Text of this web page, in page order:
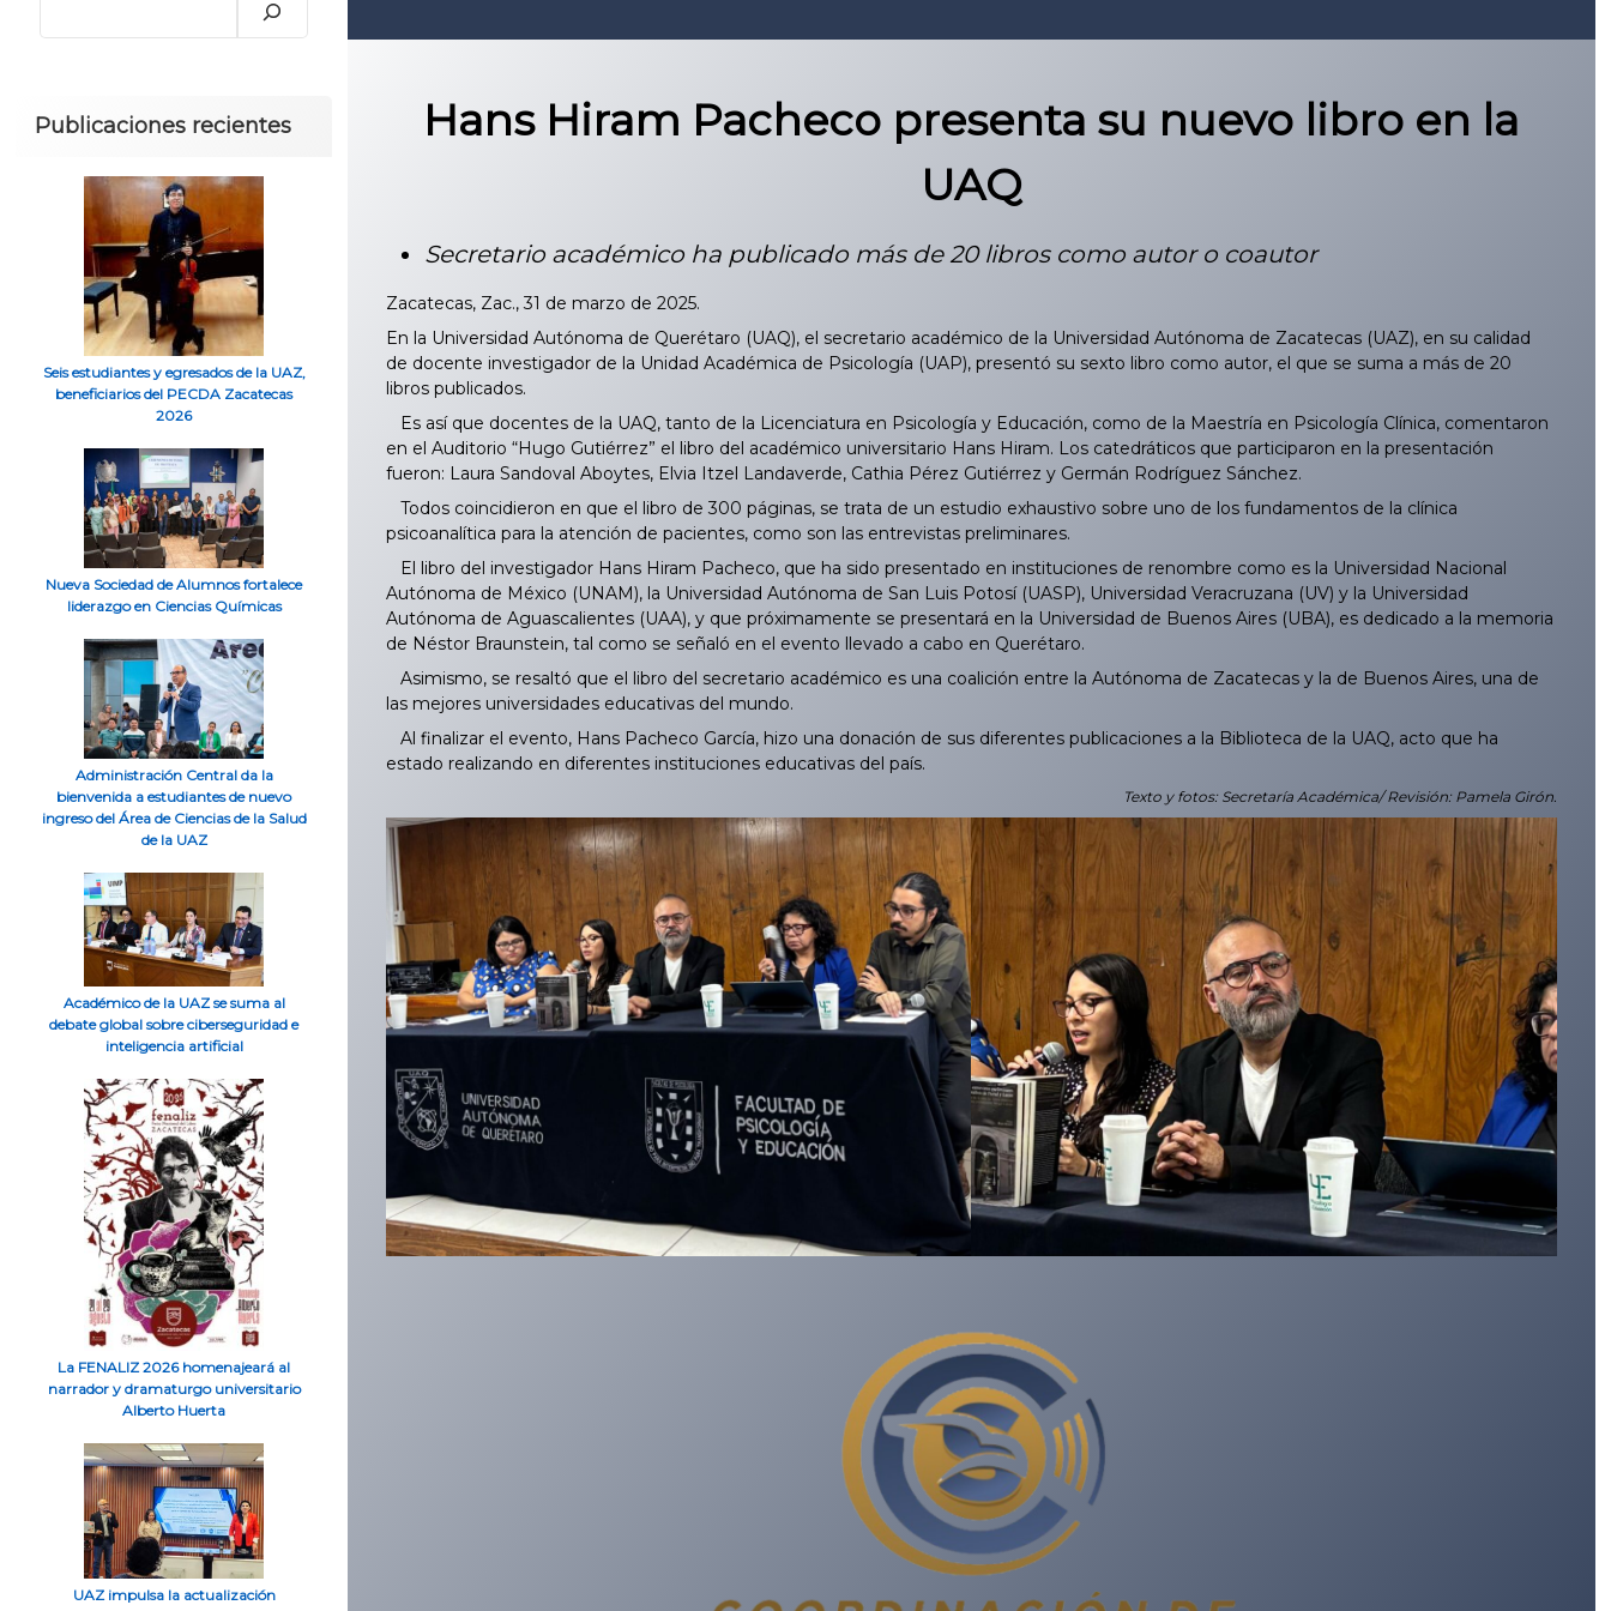
Hans Hiram Pacheco presenta su nuevo libro en la
UAQ
Secretario académico ha publicado más de 20 libros como autor o coautor
Zacatecas, Zac., 31 de marzo de 2025.
En la Universidad Autónoma de Querétaro (UAQ), el secretario académico de la Universidad Autónoma de Zacatecas (UAZ), en su calidad
de docente investigador de la Unidad Académica de Psicología (UAP), presentó su sexto libro como autor, el que se suma a más de 20
libros publicados.
Es así que docentes de la UAQ, tanto de la Licenciatura en Psicología y Educación, como de la Maestría en Psicología Clínica, comentaron
en el Auditorio “Hugo Gutiérrez” el libro del académico universitario Hans Hiram. Los catedráticos que participaron en la presentación
fueron: Laura Sandoval Aboytes, Elvia Itzel Landaverde, Cathia Pérez Gutiérrez y Germán Rodríguez Sánchez.
Todos coincidieron en que el libro de 300 páginas, se trata de un estudio exhaustivo sobre uno de los fundamentos de la clínica
psicoanalítica para la atención de pacientes, como son las entrevistas preliminares.
El libro del investigador Hans Hiram Pacheco, que ha sido presentado en instituciones de renombre como es la Universidad Nacional
Autónoma de México (UNAM), la Universidad Autónoma de San Luis Potosí (UASP), Universidad Veracruzana (UV) y la Universidad
Autónoma de Aguascalientes (UAA), y que próximamente se presentará en la Universidad de Buenos Aires (UBA), es dedicado a la memoria
de Néstor Braunstein, tal como se señaló en el evento llevado a cabo en Querétaro.
Asimismo, se resaltó que el libro del secretario académico es una coalición entre la Autónoma de Zacatecas y la de Buenos Aires, una de
las mejores universidades educativas del mundo.
Al finalizar el evento, Hans Pacheco García, hizo una donación de sus diferentes publicaciones a la Biblioteca de la UAQ, acto que ha
estado realizando en diferentes instituciones educativas del país.
Texto y fotos: Secretaría Académica/ Revisión: Pamela Girón.
Publicaciones recientes
Seis estudiantes y egresados de la UAZ,
beneficiarios del PECDA Zacatecas
2026
Nueva Sociedad de Alumnos fortalece
liderazgo en Ciencias Químicas
Administración Central da la
bienvenida a estudiantes de nuevo
ingreso del Área de Ciencias de la Salud
de la UAZ
Académico de la UAZ se suma al
debate global sobre ciberseguridad e
inteligencia artificial
La FENALIZ 2026 homenajeará al
narrador y dramaturgo universitario
Alberto Huerta
UAZ impulsa la actualización